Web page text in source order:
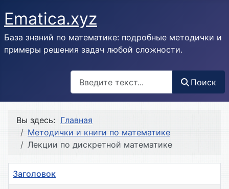
Ematica.xyz
База знаний по математике: подробные методички и
примеры решения задач любой сложности.
Поиск
Вы здесь: Главная
Методички и книги по математике
Лекции по дискретной математике
Заголовок